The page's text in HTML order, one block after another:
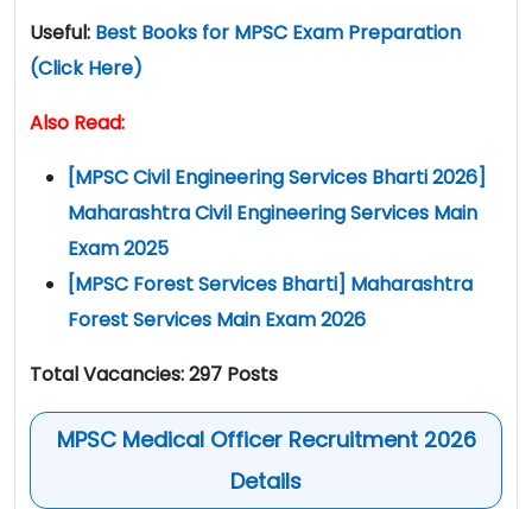
Useful: Best Books for MPSC Exam Preparation
(Click Here)
Also Read:
[MPSC Civil Engineering Services Bharti 2026]
Maharashtra Civil Engineering Services Main
Exam 2025
[MPSC Forest Services Bharti] Maharashtra
Forest Services Main Exam 2026
Total Vacancies: 297 Posts
MPSC Medical Officer Recruitment 2026
Details